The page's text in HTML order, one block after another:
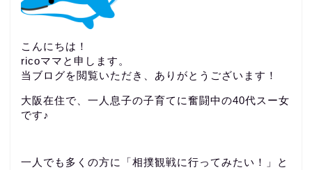
こんにちは！
ricoママと申します。
当ブログを閲覧いただき、ありがとうございます！
大阪在住で、一人息子の子育てに奮闘中の40代スー女
です♪
一人でも多くの方に「相撲観戦に行ってみたい！」と